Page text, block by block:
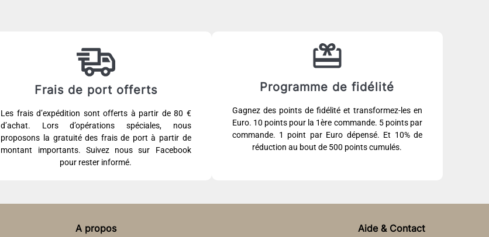
Frais de port offerts
Les frais d’expédition sont offerts à partir de 80 €
d’achat. Lors d’opérations spéciales, nous
proposons la gratuité des frais de port à partir de
montant importants. Suivez nous sur Facebook
pour rester informé.
Programme de fidélité
Gagnez des points de fidélité et transformez-les en
Euro. 10 points pour la 1ère commande. 5 points par
commande. 1 point par Euro dépensé. Et 10% de
réduction au bout de 500 points cumulés.
A propos Aide & Contact